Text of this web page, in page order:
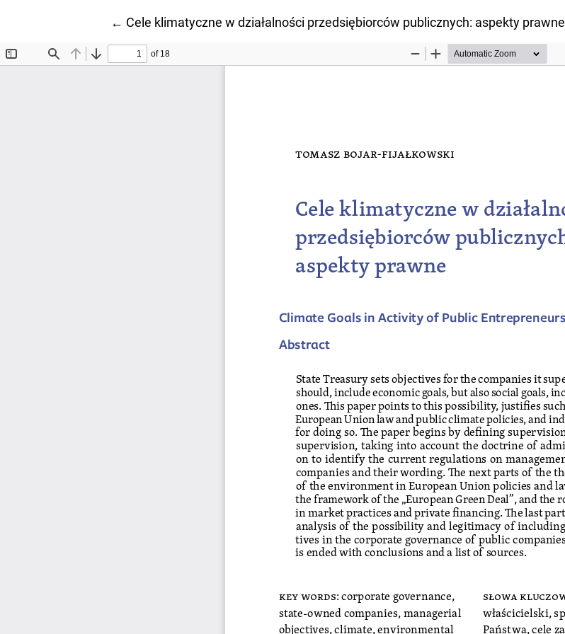
← Wróć do szczegółów artykułu
Cele klimatyczne w działalności przedsiębiorców publicznych: aspekty prawne